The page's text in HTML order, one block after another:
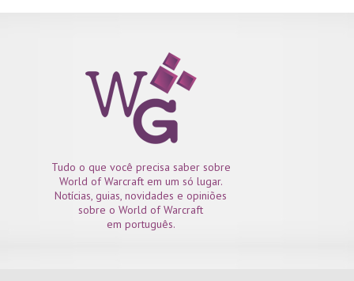
Tudo o que você precisa saber sobre
World of Warcraft em um só lugar.
Notícias, guias, novidades e opiniões
sobre o World of Warcraft
em português.